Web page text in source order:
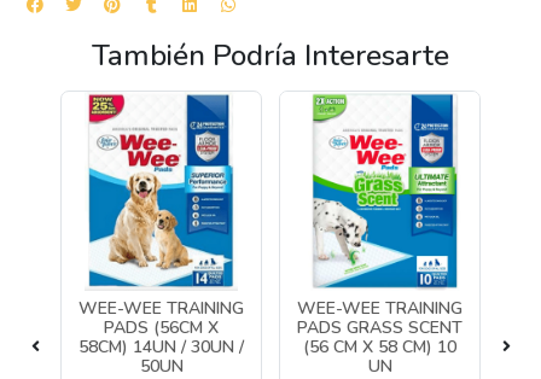
También Podría Interesarte
WEE-WEE TRAINING
PADS (56CM X
58CM) 14UN / 30UN /
50UN
WEE-WEE TRAINING
PADS GRASS SCENT
(56 CM X 58 CM) 10
UN